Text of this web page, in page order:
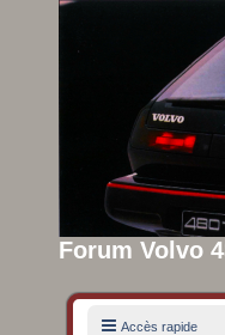
Forum Volvo
Accès rapide